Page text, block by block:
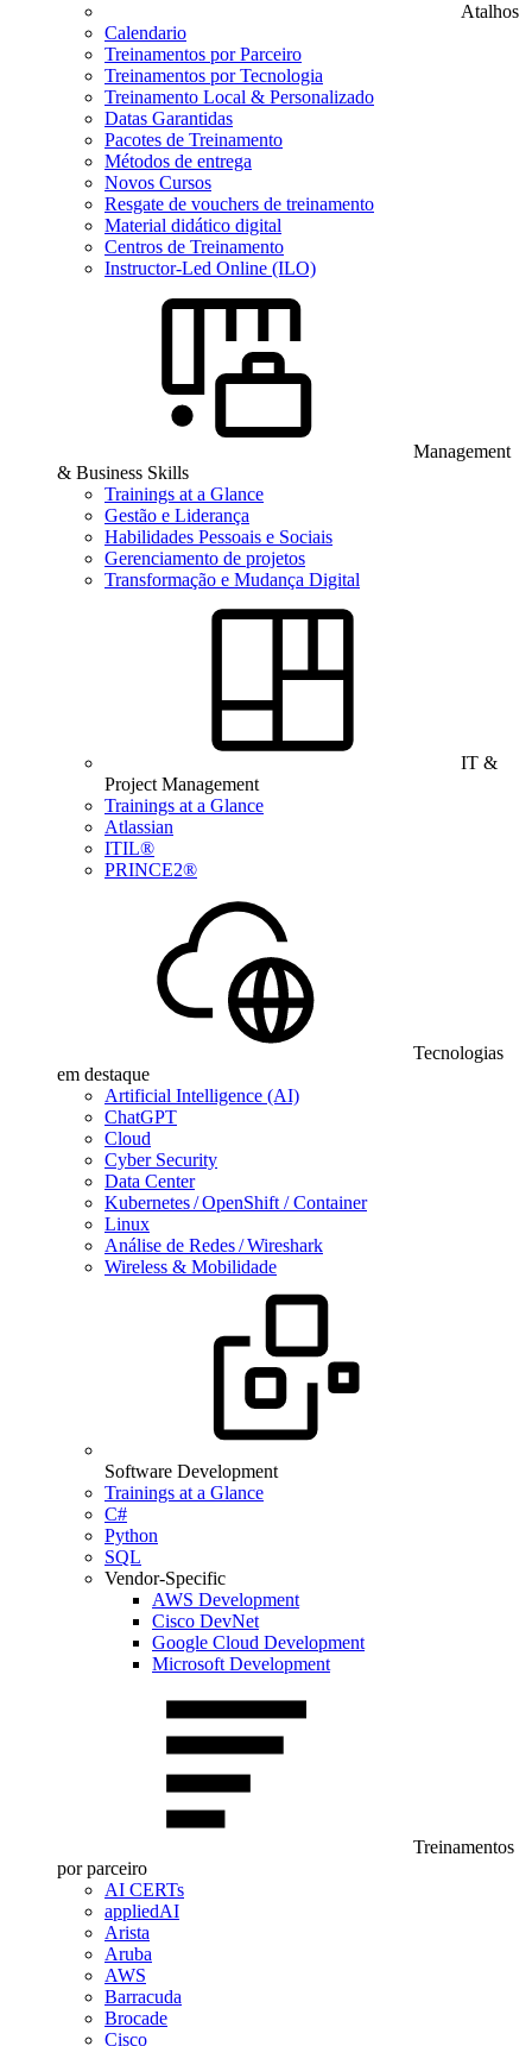
Atalhos
Calendario
Treinamentos por Parceiro
Treinamentos por Tecnologia
Treinamento Local & Personalizado
Datas Garantidas
Pacotes de Treinamento
Métodos de entrega
Novos Cursos
Resgate de vouchers de treinamento
Material didático digital
Centros de Treinamento
Instructor-Led Online (ILO)
Management
& Business Skills
Trainings at a Glance
Gestão e Liderança
Habilidades Pessoais e Sociais
Gerenciamento de projetos
Transformação e Mudança Digital
IT &
Project Management
Trainings at a Glance
Atlassian
ITIL®
PRINCE2®
Tecnologias
em destaque
Artificial Intelligence (AI)
ChatGPT
Cloud
Cyber Security
Data Center
Kubernetes / OpenShift / Container
Linux
Análise de Redes / Wireshark
Wireless & Mobilidade
Software Development
Trainings at a Glance
C#
Python
SQL
Vendor-Specific
AWS Development
Cisco DevNet
Google Cloud Development
Microsoft Development
Treinamentos
por parceiro
AI CERTs
appliedAI
Arista
Aruba
AWS
Barracuda
Brocade
Cisco